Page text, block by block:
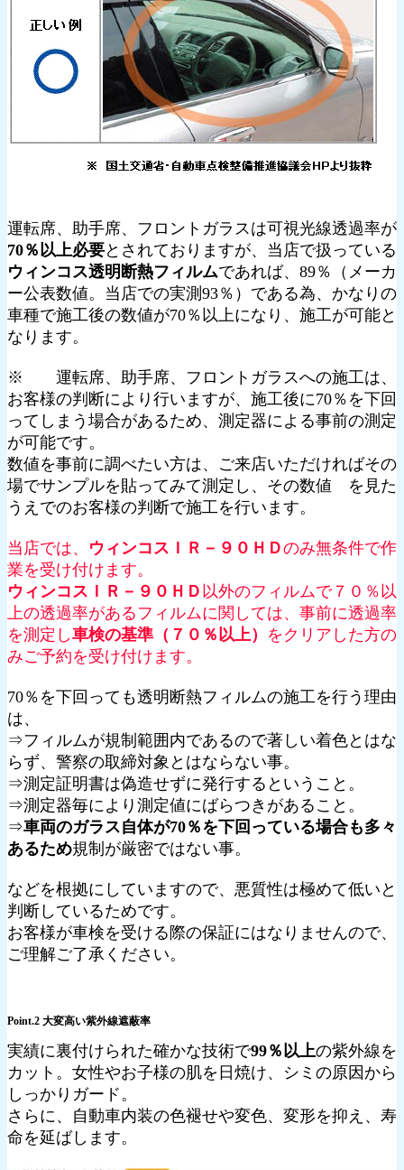
運転席、助手席、フロントガラスは可視光線透過率が
70％以上必要とされておりますが、当店で扱っている
ウィンコス透明断熱フィルムであれば、89％（メーカ
ー公表数値。当店での実測93％）である為、かなりの
車種で施工後の数値が70％以上になり、施工が可能と
なります。
※ 運転席、助手席、フロントガラスへの施工は、
お客様の判断により行いますが、施工後に70％を下回
ってしまう場合があるため、測定器による事前の測定
が可能です。
数値を事前に調べたい方は、ご来店いただければその
場でサンプルを貼ってみて測定し、その数値 を見た
うえでのお客様の判断で施工を行います。
当店では、 ウィンコスＩＲ－９０ＨＤのみ無条件で作
業を受け付けます。
ウィンコスＩＲ－９０ＨＤ 以外のフィルムで７０％以
上の透過率があるフィルムに関しては、事前に透過率
を測定し車検の基準（７０％以上） をクリアした方の
みご予約を受け付けます。
70％を下回っても透明断熱フィルムの施工を行う理由
は、
⇒フィルムが規制範囲内であるので著しい着色とはな
らず、警察の取締対象とはならない事。
⇒測定証明書は偽造せずに発行するということ。
⇒測定器毎により測定値にばらつきがあること。
⇒車両のガラス自体が70％を下回っている場合も多々
あるため規制が厳密ではない事。
などを根拠にしていますので、悪質性は極めて低いと
判断しているためです。
お客様が車検を受ける際の保証にはなりませんので、
ご理解ご了承ください。
Point.2 大変高い紫外線遮蔽率
実績に裏付けられた確かな技術で99％以上の紫外線を
カット。女性やお子様の肌を日焼け、シミの原因から
しっかりガード。
さらに、自動車内装の色褪せや変色、変形を抑え、寿
命を延ばします。